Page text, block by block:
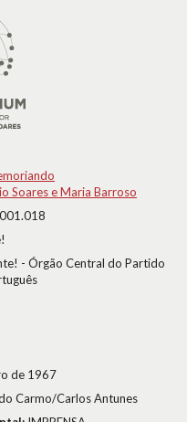
Soares e Maria Barroso
- Órgão Central do Partido
de 1967
Carmo/Carlos Antunes